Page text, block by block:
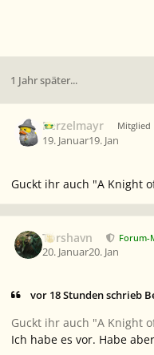
1 Jahr später...
Berzelmayr Mitglied
19. Januar19. Jan
Guckt ihr auch "A Knight
Torshavn Forum-
20. Januar20. Jan
vor 18 Stunden schrieb
Guckt ihr auch "A Knight
Ich habe es vor. Habe